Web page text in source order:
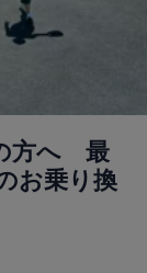
ラム
方へ 最
お乗り換